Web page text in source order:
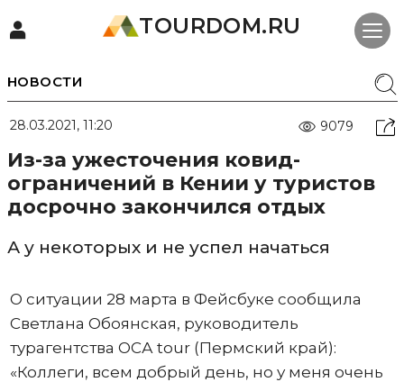
TOURDOM.RU
НОВОСТИ
28.03.2021, 11:20 9079
Из-за ужесточения ковид-
ограничений в Кении у туристов
досрочно закончился отдых
А у некоторых и не успел начаться
О ситуации 28 марта в Фейсбуке сообщила
Светлана Обоянская, руководитель
турагентства ОСА tour (Пермский край):
«Коллеги, всем добрый день, но у меня очень